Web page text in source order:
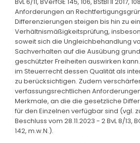
Anforderungen an
Differenzierungen steigen bis hin zu
Verhältnismäßigkeitsprüfung,
soweit sich die Ungleichbehandlung
Sachverhalten auf die Ausübung
geschützter Freiheiten auswirken
im Steuerrecht dessen Qualität als
zu berücksichtigen. Zudem
verfassungsrechtlichen
Merkmale, an die die gesetzliche
für den Einzelnen verfügbar sind (vgl.
Beschluss vom 28.11.2023 - 2 BvL 8/13,
142, m.w.N.).